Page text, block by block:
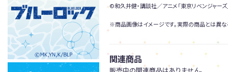
©和久井健・講談社／アニメ「東京リベンジャー
※商品画像はイメージです。実際の商品とは異な
関連商品